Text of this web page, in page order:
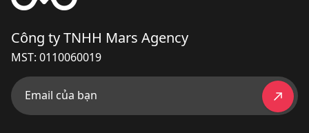
Công ty TNHH Mars Agency
MST: 0110060019
Email của bạn